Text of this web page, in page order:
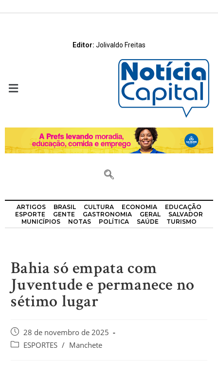
Editor: Jolivaldo Freitas
ARTIGOS BRASIL CULTURA ECONOMIA
EDUCAÇÃO
ESPORTE
GENTE GASTRONOMIA GERAL
SALVADOR
MUNICÍPIOS
NOTAS POLÍTICA SAÚDE TURISMO
Bahia só empata com
Juventude e permanece no
sétimo lugar
28 de novembro de 2025
ESPORTES / Manchete